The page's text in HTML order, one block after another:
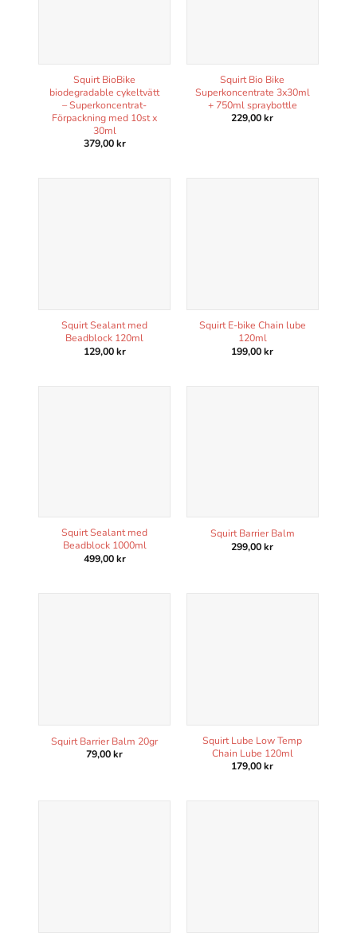
Squirt BioBike
biodegradable cykeltvätt
– Superkoncentrat-
Förpackning med 10st x
30ml
379,00kr
Squirt Bio Bike
Superkoncentrate 3x30ml
+ 750ml spraybottle
229,00kr
Squirt Sealant med
Beadblock 120ml
129,00kr
Squirt E-bike Chain lube
120ml
199,00kr
Squirt Sealant med
Beadblock 1000ml
499,00kr
Squirt Barrier Balm
299,00kr
Squirt Barrier Balm 20gr
79,00kr
Squirt Lube Low Temp
Chain Lube 120ml
179,00kr